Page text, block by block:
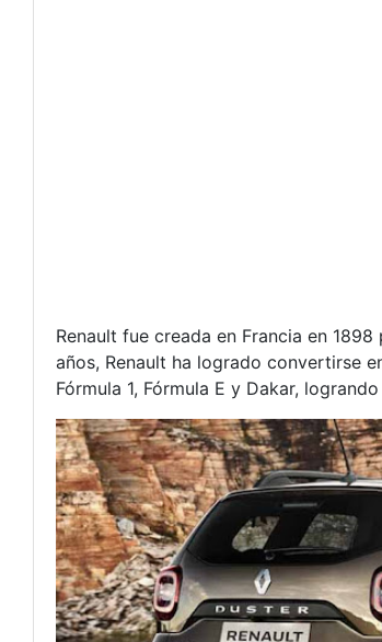
Renault fue creada en Francia en
años, Renault ha logrado convertirse
Fórmula 1, Fórmula E y Dakar,